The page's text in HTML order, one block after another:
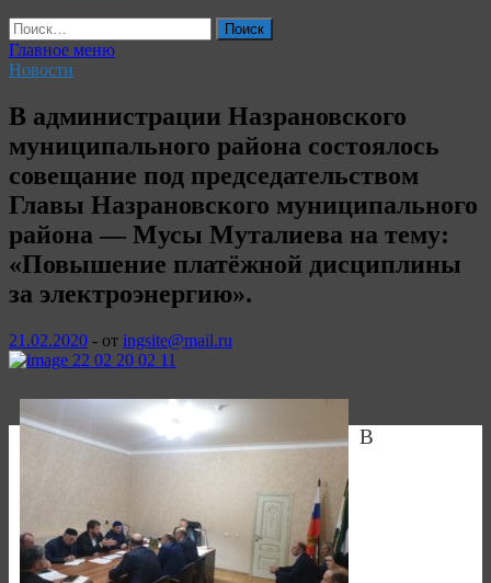
Найти:
Главное меню
Новости
В администрации Назрановского
муниципального района состоялось
совещание под председательством
Главы Назрановского муниципального
района — Мусы Муталиева на тему:
«Повышение платёжной дисциплины
за электроэнергию».
21.02.2020 - от ingsite@mail.ru
В